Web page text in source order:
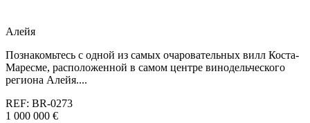
Алейя
Познакомьтесь с одной из самых очаровательных вилл Коста-
Маресме, расположенной в самом центре винодельческого
региона Алейя....
REF: BR-0273
1 000 000 €